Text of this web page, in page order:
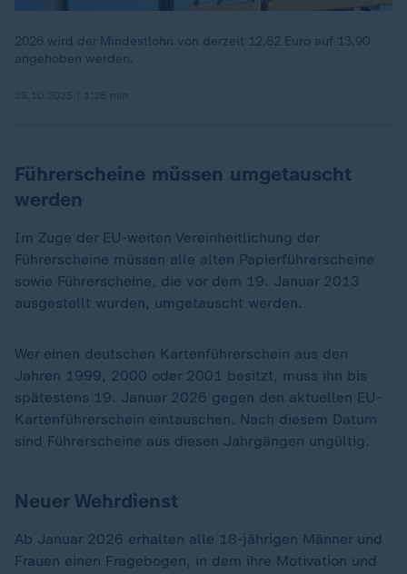
2026 wird der Mindestlohn von derzeit 12,82 Euro auf 13,90
angehoben werden.
Führerscheine müssen umgetauscht
werden
Im Zuge der EU-weiten Vereinheitlichung der
Führerscheine müssen alle alten Papierführerscheine
sowie Führerscheine, die vor dem 19. Januar 2013
ausgestellt wurden, umgetauscht werden.
Wer einen deutschen Kartenführerschein aus den
Jahren 1999, 2000 oder 2001 besitzt, muss ihn bis
spätestens 19. Januar 2026 gegen den aktuellen EU-
Kartenführerschein eintauschen. Nach diesem Datum
sind Führerscheine aus diesen Jahrgängen ungültig.
Neuer Wehrdienst
Ab Januar 2026 erhalten alle 18-jährigen Männer und
Frauen einen Fragebogen, in dem ihre Motivation und